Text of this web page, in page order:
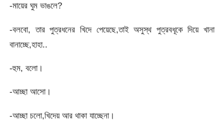
-মায়ের ঘুম ভাঙলে?
-বলবো, তার পুত্রধনের খিদে পেয়েছে,তাই অসুস্থ পুত্রবধূকে দিয়ে খানা
বানাচ্ছে,হাহা..
-হুম, বলো।
-আচ্ছা আসো।
-আচ্ছা চলো,খিদেয় আর থাকা যাচ্ছেনা।